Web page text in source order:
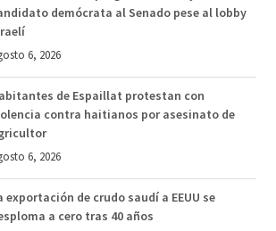
demócrata al Senado pese al lobby
6, 2026
de Espaillat protestan con
contra haitianos por asesinato de
6, 2026
exportación de crudo saudí a EEUU se
a cero tras 40 años